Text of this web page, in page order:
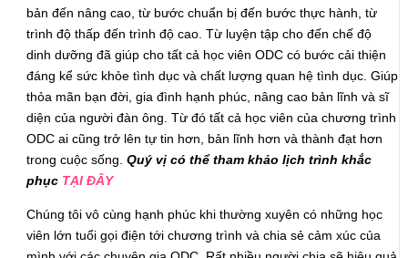
bản đến nâng cao, từ bước chuẩn bị đến bước thực hành, từ
trình độ thấp đến trình độ cao. Từ luyện tập cho đến chế độ
dinh dưỡng đã giúp cho tất cả học viên ODC có bước cải thiện
đáng kể sức khỏe tình dục và chất lượng quan hệ tình dục. Giúp
thỏa mãn bạn đời, gia đình hạnh phúc, nâng cao bản lĩnh và sĩ
diện của người đàn ông. Từ đó tất cả học viên của chương trình
ODC ai cũng trở lên tự tin hơn, bản lĩnh hơn và thành đạt hơn
trong cuộc sống.Quý vị có thể tham khảo lịch trình khắc
phục TẠI ĐÂY
Chúng tôi vô cùng hạnh phúc khi thường xuyên có những học
viên lớn tuổi gọi điện tới chương trình và chia sẻ cảm xúc của